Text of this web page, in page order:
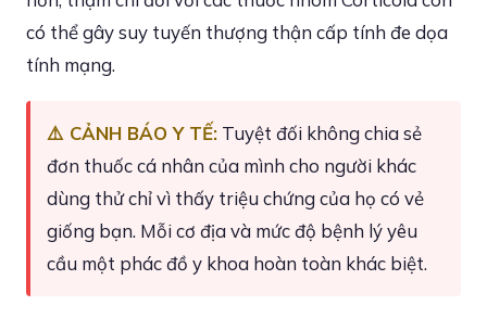
có thể gây suy tuyến thượng thận cấp tính đe dọa
tính mạng.
⚠️ CẢNH BÁO Y TẾ: Tuyệt đối không chia sẻ
đơn thuốc cá nhân của mình cho người khác
dùng thử chỉ vì thấy triệu chứng của họ có vẻ
giống bạn. Mỗi cơ địa và mức độ bệnh lý yêu
cầu một phác đồ y khoa hoàn toàn khác biệt.